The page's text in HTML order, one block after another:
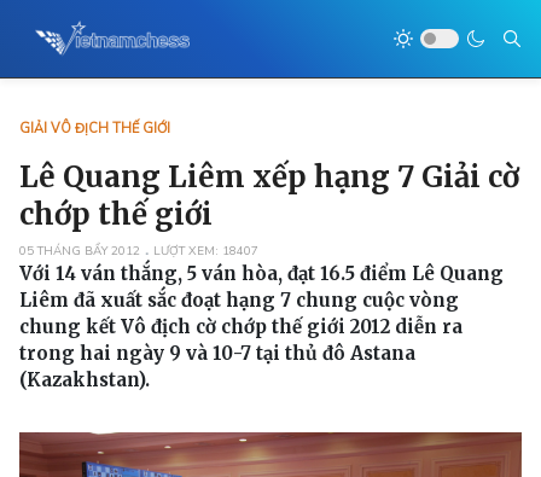
GIẢI VÔ ĐỊCH THẾ GIỚI
Lê Quang Liêm xếp hạng 7 Giải cờ
chớp thế giới
05 THÁNG BẨY 2012 LƯỢT XEM: 18407
Với 14 ván thắng, 5 ván hòa, đạt 16.5 điểm Lê Quang
Liêm đã xuất sắc đoạt hạng 7 chung cuộc vòng
chung kết Vô địch cờ chớp thế giới 2012 diễn ra
trong hai ngày 9 và 10-7 tại thủ đô Astana
(Kazakhstan).